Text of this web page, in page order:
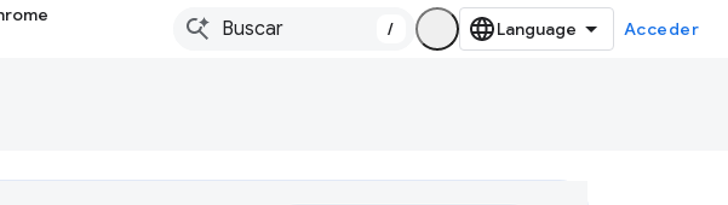
/ Acceder